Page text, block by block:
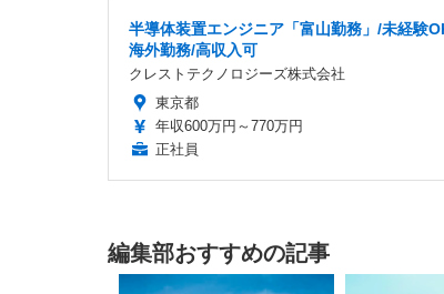
半導体装置エンジニア「富山勤務」/未経験
海外勤務/高収入可
クレストテクノロジーズ株式会社
東京都
年収600万円～770万円
正社員
編集部おすすめの記事